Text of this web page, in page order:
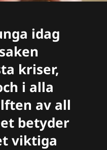
idag
kriser,
i alla
av all
betyder
viktiga